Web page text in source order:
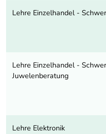
Lehre Einzelhandel -
Lehre Einzelhandel -
Juwelenberatung
Lehre Elektronik